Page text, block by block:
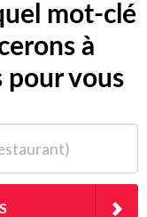
mot-clé
à
pour vous